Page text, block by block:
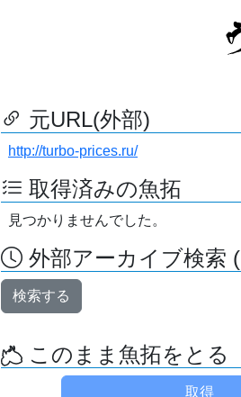
元URL(外部)
http://turbo-prices.ru/
取得済みの魚拓
見つかりませんでした。
外部アーカイブ検索 (
検索する
このまま魚拓をとる